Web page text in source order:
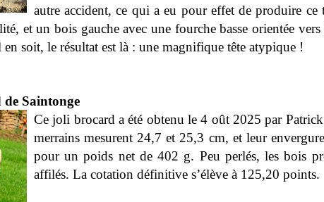
autre accident, ce qui a eu pour effet de produire
et un bois gauche avec une fourche basse orientée
soit, le résultat est là : une magnifique tête atypique !
Saintonge
Ce joli brocard a été obtenu le 4 oût 2025 par
merrains mesurent 24,7 et 25,3 cm, et leur
pour un poids net de 402 g. Peu perlés, les bois
affilés. La cotation définitive s’élève à 125,20 points.